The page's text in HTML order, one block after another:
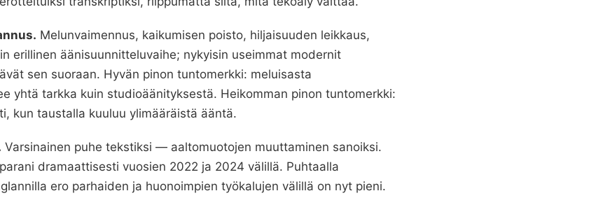
Melunvaimennus, kaikumisen poisto, hiljaisuuden leikkaus,
erillinen äänisuunnitteluvaihe; nykyisin useimmat modernit
sen suoraan. Hyvän pinon tuntomerkki: meluisasta
yhtä tarkka kuin studioäänityksestä. Heikomman pinon tuntomerkki:
kun taustalla kuuluu ylimääräistä ääntä.
Varsinainen puhe tekstiksi — aaltomuotojen muuttaminen sanoiksi.
dramaattisesti vuosien 2022 ja 2024 välillä. Puhtaalla
ero parhaiden ja huonoimpien työkalujen välillä on nyt pieni.